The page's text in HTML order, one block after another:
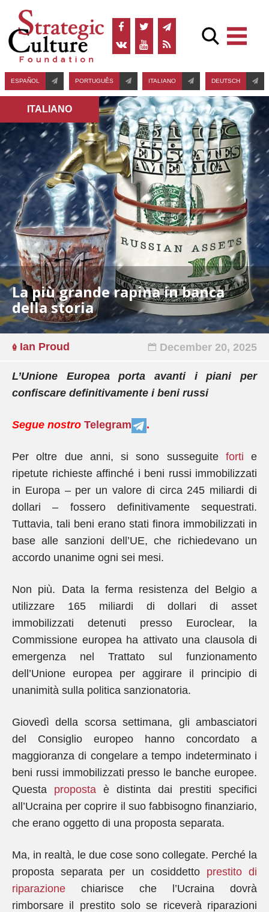
ESPAÑOL PORTUGUÊS ITALIANO DEUTSCH
ITALIANO
La più grande rapina in banca
della storia
Ian Proud December 20, 2025
L’Unione Europea porta avanti i piani per
confiscare definitivamente i beni russi
Segue nostro Telegram .
Per oltre due anni, si sono susseguite forti e
ripetute richieste affinché i beni russi immobilizzati
in Europa – per un valore di circa 245 miliardi di
dollari – fossero definitivamente sequestrati.
Tuttavia, tali beni erano stati finora immobilizzati in
base alle sanzioni dell’UE, che richiedevano un
accordo unanime ogni sei mesi.
Non più. Data la ferma resistenza del Belgio a
utilizzare 165 miliardi di dollari di asset
immobilizzati detenuti presso Euroclear, la
Commissione europea ha attivato una clausola di
emergenza nel Trattato sul funzionamento
dell’Unione europea per aggirare il principio di
unanimità sulla politica sanzionatoria.
Giovedì della scorsa settimana, gli ambasciatori
del Consiglio europeo hanno concordato a
maggioranza di congelare a tempo indeterminato i
beni russi immobilizzati presso le banche europee.
Questa proposta è distinta dai prestiti specifici
all’Ucraina per coprire il suo fabbisogno finanziario,
che erano oggetto di una proposta separata.
Ma, in realtà, le due cose sono collegate. Perché la
proposta separata per un cosiddetto prestito di
riparazione chiarisce che l’Ucraina dovrà
rimborsare il prestito solo se riceverà riparazioni